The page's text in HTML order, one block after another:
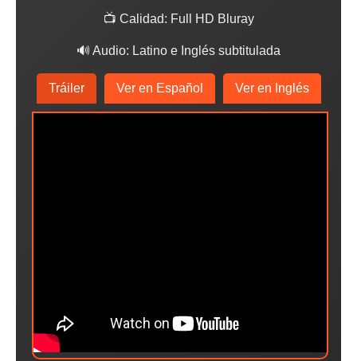
📺 Calidad: Full HD Bluray
🔊 Audio: Latino e Inglés subtitulada
Tráiler Ver en Español Ver en Inglés